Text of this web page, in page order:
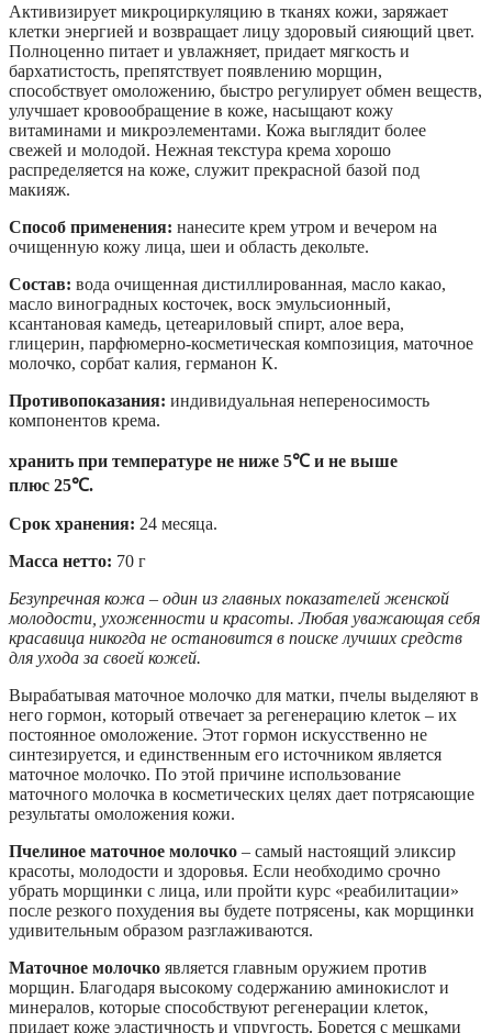
Активизирует микроциркуляцию в тканях кожи, заряжает
клетки энергией и возвращает лицу здоровый сияющий цвет.
Полноценно питает и увлажняет, придает мягкость и
бархатистость, препятствует появлению морщин,
способствует омоложению, быстро регулирует обмен веществ,
улучшает кровообращение в коже, насыщают кожу
витаминами и микроэлементами. Кожа выглядит более
свежей и молодой. Нежная текстура крема хорошо
распределяется на коже, служит прекрасной базой под
макияж.
Способ применения: нанесите крем утром и вечером на
очищенную кожу лица, шеи и область декольте.
Состав: вода очищенная дистиллированная, масло какао,
масло виноградных косточек, воск эмульсионный,
ксантановая камедь, цетеариловый спирт, алое вера,
глицерин, парфюмерно-косметическая композиция, маточное
молочко, сорбат калия, германон К.
Противопоказания: индивидуальная непереносимость
компонентов крема.
хранить при температуре не ниже 5℃ и не выше
плюс 25℃.
Срок хранения: 24 месяца.
Масса нетто: 70 г
Безупречная кожа – один из главных показателей женской
молодости, ухоженности и красоты. Любая уважающая себя
красавица никогда не остановится в поиске лучших средств
для ухода за своей кожей.
Вырабатывая маточное молочко для матки, пчелы выделяют в
него гормон, который отвечает за регенерацию клеток – их
постоянное омоложение. Этот гормон искусственно не
синтезируется, и единственным его источником является
маточное молочко. По этой причине использование
маточного молочка в косметических целях дает потрясающие
результаты омоложения кожи.
Пчелиное маточное молочко – самый настоящий эликсир
красоты, молодости и здоровья. Если необходимо срочно
убрать морщинки с лица, или пройти курс «реабилитации»
после резкого похудения вы будете потрясены, как морщинки
удивительным образом разглаживаются.
Маточное молочко является главным оружием против
морщин. Благодаря высокому содержанию аминокислот и
минералов, которые способствуют регенерации клеток,
придает коже эластичность и упругость. Борется с мешками